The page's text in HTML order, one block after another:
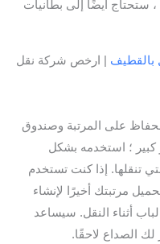
، ستحتاج أيضًا إلى بطانيات
بالقطيف | ارخص شركة نقل
على المرتبة وصندوق
كبير ؛ استخدمه بشكل
تنقلها. إذا كنت تستخدم
مرتبتك أخيرًا لإنشاء
أثناء النقل. سيساعد
الصداع لاحقًا.